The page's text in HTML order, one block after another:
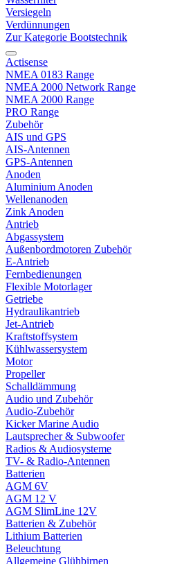
Versiegeln
Verdünnungen
Zur Kategorie Bootstechnik
Actisense
NMEA 0183 Range
NMEA 2000 Network Range
NMEA 2000 Range
PRO Range
Zubehör
AIS und GPS
AIS-Antennen
GPS-Antennen
Anoden
Aluminium Anoden
Wellenanoden
Zink Anoden
Antrieb
Abgassystem
Außenbordmotoren Zubehör
E-Antrieb
Fernbedienungen
Flexible Motorlager
Getriebe
Hydraulikantrieb
Jet-Antrieb
Kraftstoffsystem
Kühlwassersystem
Motor
Propeller
Schalldämmung
Audio und Zubehör
Audio-Zubehör
Kicker Marine Audio
Lautsprecher & Subwoofer
Radios & Audiosysteme
TV- & Radio-Antennen
Batterien
AGM 6V
AGM 12 V
AGM SlimLine 12V
Batterien & Zubehör
Lithium Batterien
Beleuchtung
Allgemeine Glühbirnen